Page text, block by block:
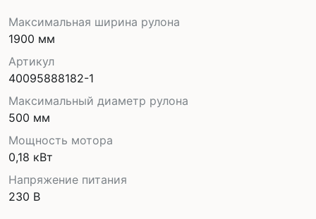
Максимальная ширина рулона
1900 мм
Артикул
40095888182-1
Максимальный диаметр рулона
500 мм
Мощность мотора
0,18 кВт
Напряжение питания
230 В